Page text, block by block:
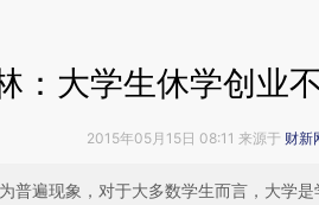
：大学生休学创业
2015年05月15日 08:11 来源于 财新
普遍现象，对于大多数学生而言，大学